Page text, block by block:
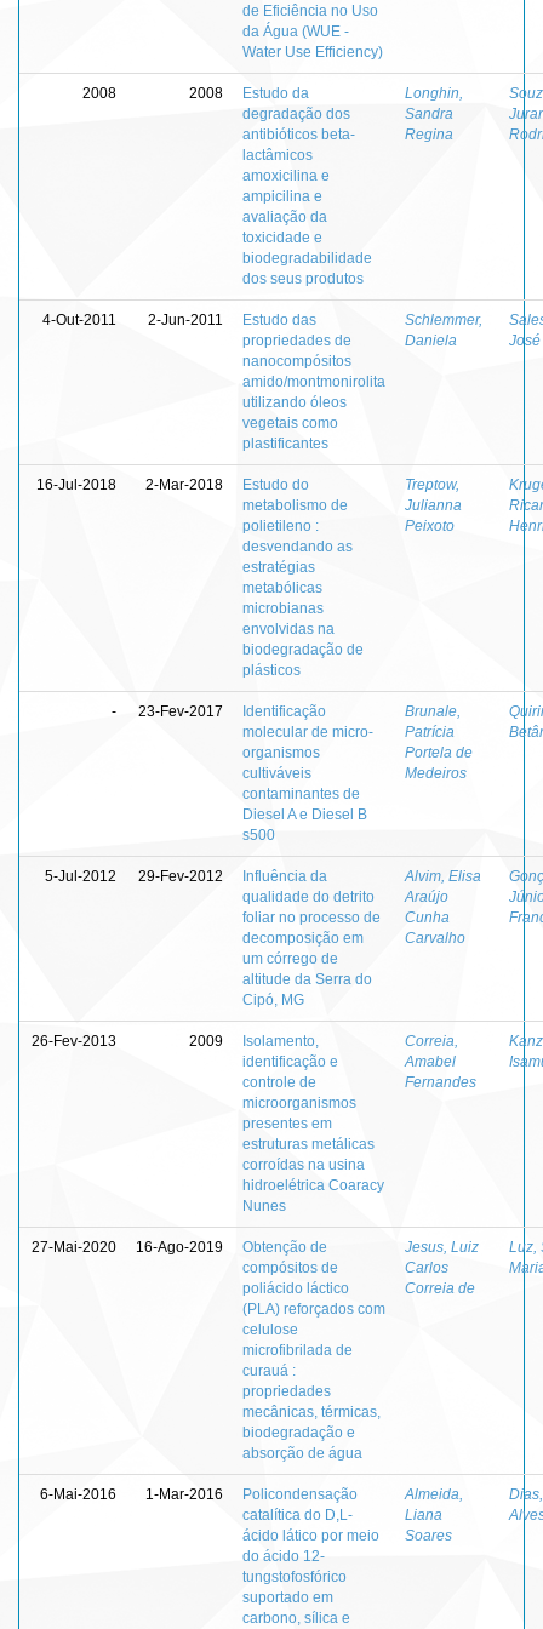
de Eficiência no Uso
da Água (WUE -
Water Use Efficiency)
2008 2008
Estudo da
degradação dos
antibióticos beta-
lactâmicos
amoxicilina e
ampicilina e
avaliação da
toxicidade e
biodegradabilidade
dos seus produtos
Longhin,
Sandra
Regina
4-Out-2011 2-Jun-2011
Estudo das
propriedades de
nanocompósitos
amido/montmonirolita
utilizando óleos
vegetais como
plastificantes
Schlemmer,
Daniela
16-Jul-2018 2-Mar-2018
Estudo do
metabolismo de
polietileno :
desvendando as
estratégias
metabólicas
microbianas
envolvidas na
biodegradação de
plásticos
Treptow,
Julianna
Peixoto
- 23-Fev-2017
Identificação
molecular de micro-
organismos
cultiváveis
contaminantes de
Diesel A e Diesel B
s500
Brunale,
Patrícia
Portela de
Medeiros
5-Jul-2012 29-Fev-2012
Influência da
qualidade do detrito
foliar no processo de
decomposição em
um córrego de
altitude da Serra do
Cipó, MG
Alvim, Elisa
Araújo
Cunha
Carvalho
26-Fev-2013 2009
Isolamento,
identificação e
controle de
microorganismos
presentes em
estruturas metálicas
corroídas na usina
hidroelétrica Coaracy
Nunes
Correia,
Amabel
Fernandes
27-Mai-2020 16-Ago-2019
Obtenção de
compósitos de
poliácido láctico
(PLA) reforçados com
celulose
microfibrilada de
curauá :
propriedades
mecânicas, térmicas,
biodegradação e
absorção de água
Jesus, Luiz
Carlos
Correia de
Luz,
6-Mai-2016 1-Mar-2016
Policondensação
catalítica do D,L-
ácido lático por meio
do ácido 12-
tungstofosfórico
suportado em
carbono, sílica e
Almeida,
Liana
Soares